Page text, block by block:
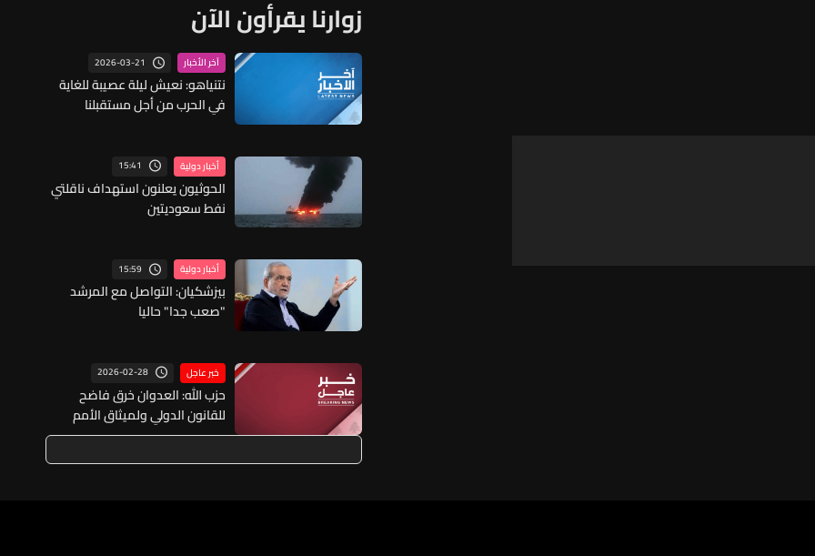
زوارنا يقرأون الآن
آخر الأخبار 2026-03-21
نتنياهو: نعيش ليلة عصيبة للغاية
في الحرب من أجل مستقبلنا
أخبار دولية 15:41
الحوثيون يعلنون استهداف ناقلتي
نفط سعوديتين
أخبار دولية 15:59
بيزشكيان: التواصل مع المرشد
"صعب جدا" حاليا
خبر عاجل 2026-02-28
حزب الله: العدوان خرق فاضح
للقانون الدولي ولميثاق الأمم
المتحدة واستمرار لنهج الغطرسة